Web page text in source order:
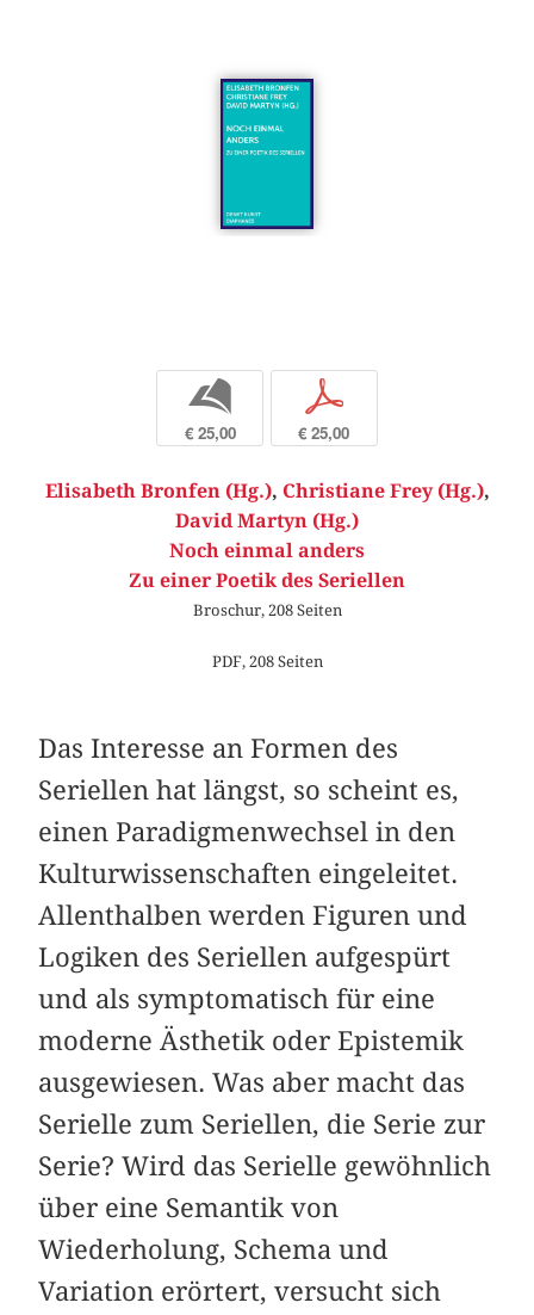
b
€ 25,00
p
€ 25,00
Elisabeth Bronfen (Hg.), Christiane Frey (Hg.),
David Martyn (Hg.)
Noch einmal anders
Zu einer Poetik des Seriellen
Broschur, 208 Seiten
PDF, 208 Seiten
Das Interesse an Formen des
Seriellen hat längst, so scheint es,
einen Paradigmenwechsel in den
Kulturwissenschaften eingeleitet.
Allenthalben werden Figuren und
Logiken des Seriellen aufgespürt
und als symptomatisch für eine
moderne Ästhetik oder Epistemik
ausgewiesen. Was aber macht das
Serielle zum Seriellen, die Serie zur
Serie? Wird das Serielle gewöhnlich
über eine Semantik von
Wiederholung, Schema und
Variation erörtert, versucht sich